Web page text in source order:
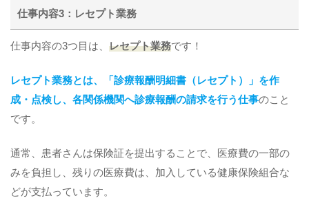
仕事内容3：レセプト業務
仕事内容の3つ目は、 レセプト業務です！
レセプト業務とは、「診療報酬明細書（レセプト）」を作
成・点検し、各関係機関へ診療報酬の請求を行う仕事のこと
です。
通常、患者さんは保険証を提出することで、医療費の一部の
みを負担し、残りの医療費は、加入している健康保険組合な
どが支払っています。